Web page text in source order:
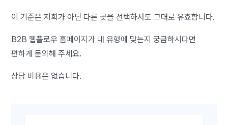
이 기준은 저희가 아닌 다른 곳을 선택하셔도 그대로 유효합니다.
B2B 웹플로우 홈페이지가 내 유형에 맞는지 궁금하시다면
편하게 문의해 주세요.
상담 비용은 없습니다.